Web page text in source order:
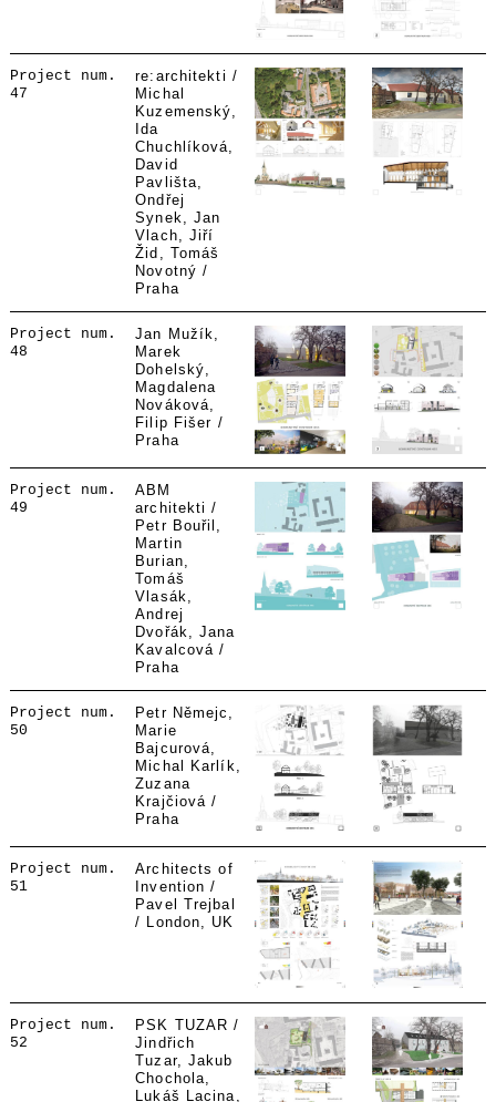
Project num.
47
re:architekti /
Michal
Kuzemenský,
Ida
Chuchlíková,
David
Pavlišta,
Ondřej
Synek, Jan
Vlach, Jiří
Žid, Tomáš
Novotný /
Praha
Project num.
48
Jan Mužík,
Marek
Dohelský,
Magdalena
Nováková,
Filip Fišer /
Praha
Project num.
49
ABM
architekti /
Petr Bouřil,
Martin
Burian,
Tomáš
Vlasák,
Andrej
Dvořák, Jana
Kavalcová /
Praha
Project num.
50
Petr Němejc,
Marie
Bajcurová,
Michal Karlík,
Zuzana
Krajčiová /
Praha
Project num.
51
Architects of
Invention /
Pavel Trejbal
/ London, UK
Project num.
52
PSK TUZAR /
Jindřich
Tuzar, Jakub
Chochola,
Lukáš Lacina,